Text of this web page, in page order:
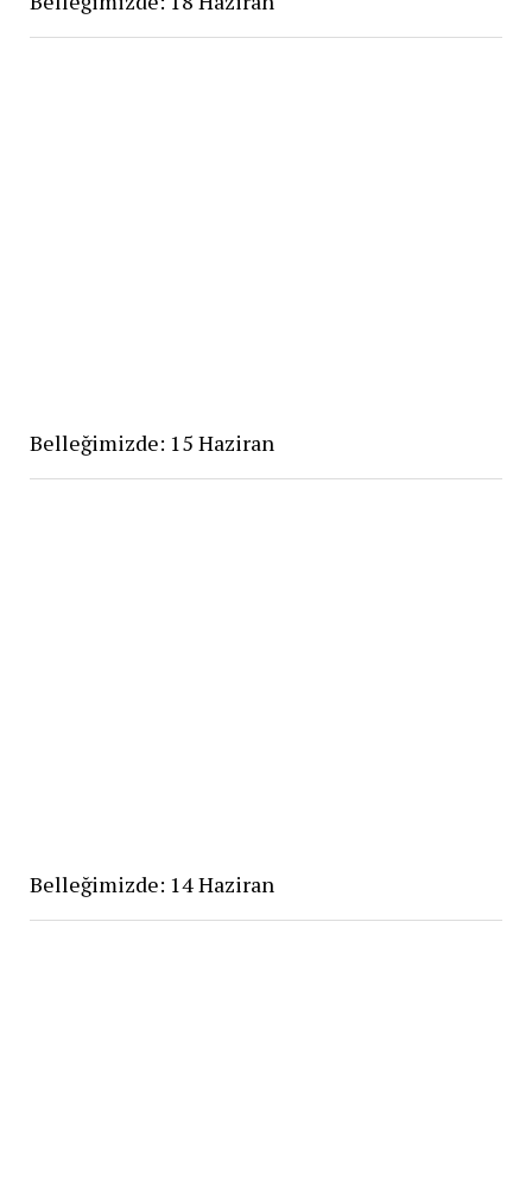
Belleğimizde: 15 Haziran
Belleğimizde: 14 Haziran